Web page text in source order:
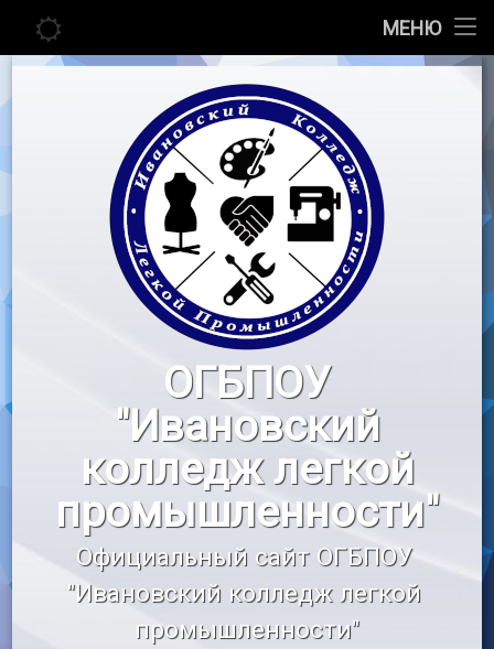
МЕНЮ
Главная
Педагогу
Воспитательная работа
«Профессионалы»
«Профессионалитет»
Образовательный кредит
Перейти
ОГБПОУ
"Ивановский
колледж легкой
промышленности"
Официальный сайт ОГБПОУ
"Ивановский колледж легкой
промышленности"